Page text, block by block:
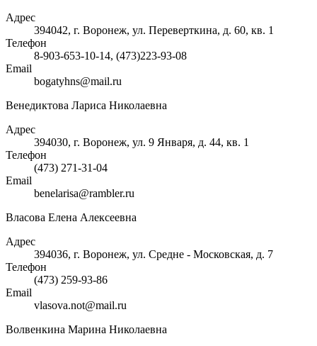
Адрес
394042, г. Воронеж, ул. Переверткина, д. 60, кв. 1
Телефон
8-903-653-10-14, (473)223-93-08
Email
bogatyhns@mail.ru
Венедиктова Лариса Николаевна
Адрес
394030, г. Воронеж, ул. 9 Января, д. 44, кв. 1
Телефон
(473) 271-31-04
Email
benelarisa@rambler.ru
Власова Елена Алексеевна
Адрес
394036, г. Воронеж, ул. Средне - Московская, д. 7
Телефон
(473) 259-93-86
Email
vlasova.not@mail.ru
Волвенкина Марина Николаевна